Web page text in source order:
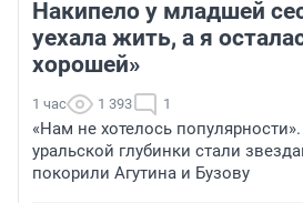
Накипело у младшей
уехала жить, а я
хорошей»
1 час 1 393 1
«Нам не хотелось
уральской глубинки стали
покорили Агутина и Бузову